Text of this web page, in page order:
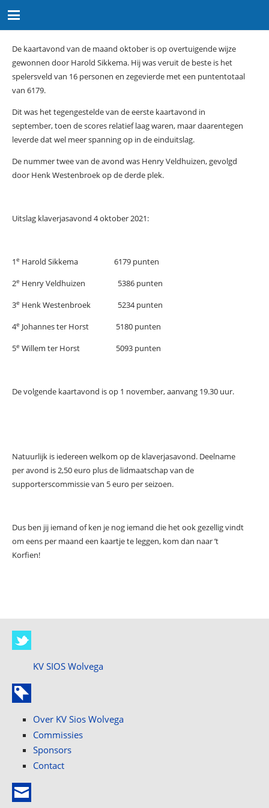
De kaartavond van de maand oktober is op overtuigende wijze
gewonnen door Harold Sikkema. Hij was veruit de beste is het
spelersveld van 16 personen en zegevierde met een puntentotaal
van 6179.
Dit was het tegengestelde van de eerste kaartavond in
september, toen de scores relatief laag waren, maar daarentegen
leverde dat wel meer spanning op in de einduitslag.
De nummer twee van de avond was Henry Veldhuizen, gevolgd
door Henk Westenbroek op de derde plek.
Uitslag klaverjasavond 4 oktober 2021:
1e Harold Sikkema 6179 punten
2e Henry Veldhuizen 5386 punten
3e Henk Westenbroek 5234 punten
4e Johannes ter Horst 5180 punten
5e Willem ter Horst 5093 punten
De volgende kaartavond is op 1 november, aanvang 19.30 uur.
Natuurlijk is iedereen welkom op de klaverjasavond. Deelname
per avond is 2,50 euro plus de lidmaatschap van de
supporterscommissie van 5 euro per seizoen.
Dus ben jij iemand of ken je nog iemand die het ook gezellig vindt
om eens per maand een kaartje te leggen, kom dan naar ’t
Korfien!
KV SIOS Wolvega
Over KV Sios Wolvega
Commissies
Sponsors
Contact